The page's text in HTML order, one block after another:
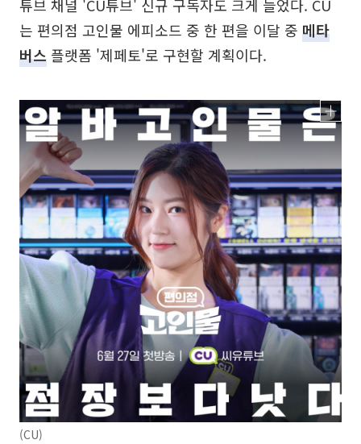
튜브 채널 'CU튜브' 신규 구독자도 크게 늘었다. CU
는 편의점 고인물 에피소드 중 한 편을 이달 중 메타
버스 플랫폼 '제페토'로 구현할 계획이다.
(CU)